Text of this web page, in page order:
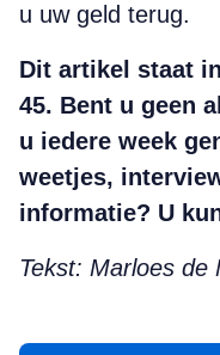
u uw geld terug.
Dit artikel staat
45. Bent u geen
u iedere week
weetjes,
informatie? U
Tekst: Marloes de